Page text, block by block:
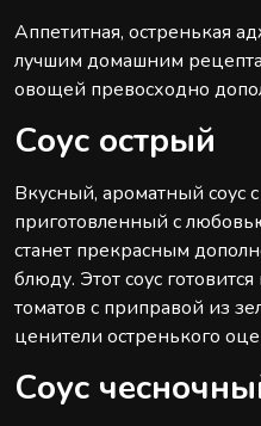
Аппетитная, остренькая
лучшим домашним
овощей превосходно
Соус острый
Вкусный, ароматный соус
приготовленный с
станет прекрасным
блюду. Этот соус
томатов с приправой из
ценители остренького
Соус